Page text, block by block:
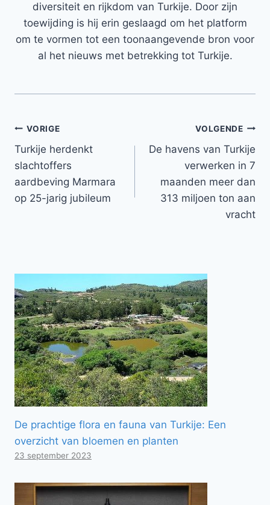
diversiteit en rijkdom van Turkije. Door zijn
toewijding is hij erin geslaagd om het platform
om te vormen tot een toonaangevende bron voor
al het nieuws met betrekking tot Turkije.
Bericht
navigatie
VORIGE
Turkije herdenkt
slachtoffers
aardbeving Marmara
op 25-jarig jubileum
VOLGENDE
De havens van Turkije
verwerken in 7
maanden meer dan
313 miljoen ton aan
vracht
De prachtige flora en fauna van Turkije: Een
overzicht van bloemen en planten
23 september 2023